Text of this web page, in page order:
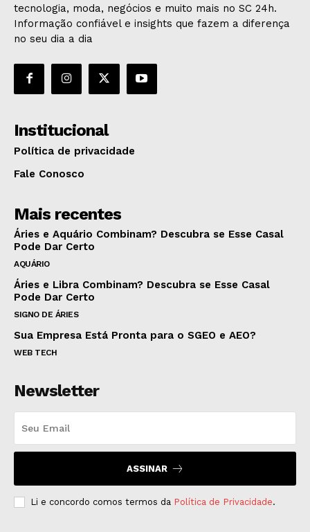
tecnologia, moda, negócios e muito mais no SC 24h.
Informação confiável e insights que fazem a diferença
no seu dia a dia
Institucional
Política de privacidade
Fale Conosco
Mais recentes
Áries e Aquário Combinam? Descubra se Esse Casal
Pode Dar Certo
AQUÁRIO
Áries e Libra Combinam? Descubra se Esse Casal
Pode Dar Certo
SIGNO DE ÁRIES
Sua Empresa Está Pronta para o SGEO e AEO?
WEB TECH
Newsletter
ASSINAR
Li e concordo comos termos da Política de Privacidade.